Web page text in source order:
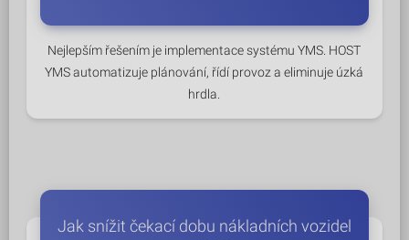
Nejlepším řešením je implementace systému YMS. HOST
YMS automatizuje plánování, řídí provoz a eliminuje úzká
hrdla.
Jak snížit čekací dobu nákladních vozidel